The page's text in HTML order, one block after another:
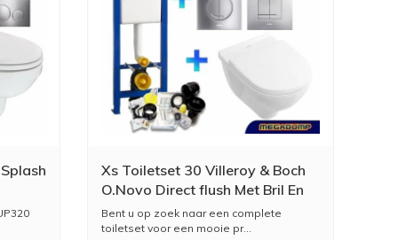
Xs Toiletset 30 Villeroy & Boch
O.Novo Direct flush Met Bril En
Drukplaat
Bent u op zoek naar een complete
toiletset voor een mooie pr...